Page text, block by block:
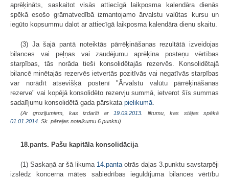
aprēķināts, saskaitot visās attiecīgā laikposma kalendāra dienās
spēkā esošo grāmatvedībā izmantojamo ārvalstu valūtas kursu un
iegūto kopsummu dalot ar attiecīgā laikposma kalendāra dienu skaitu.
(3) Ja šajā pantā noteiktās pārrēķināšanas rezultātā izveidojas
bilances vai peļņas vai zaudējumu aprēķina posteņu vērtības
starpības, tās norāda tieši konsolidētajās rezervēs. Konsolidētajā
bilancē minētajās rezervēs ietvertās pozitīvās vai negatīvās starpības
var norādīt atsevišķā postenī "Ārvalstu valūtu pārrēķināšanas
rezerve" vai kopējā konsolidēto rezervju summā, ietverot šīs summas
sadalījumu konsolidētā gada pārskata pielikumā.
(Ar grozījumiem, kas izdarīti ar19.09.2013. likumu, kas stājas spēkā
01.01.2014. Sk. pārejas noteikumu 6.punktu)
18.pants. Pašu kapitāla konsolidācija
(1) Saskaņā ar šā likuma 14.pantaotrās daļas 3.punktu savstarpēji
izslēdz koncerna mātes sabiedrības ieguldījuma bilances vērtību